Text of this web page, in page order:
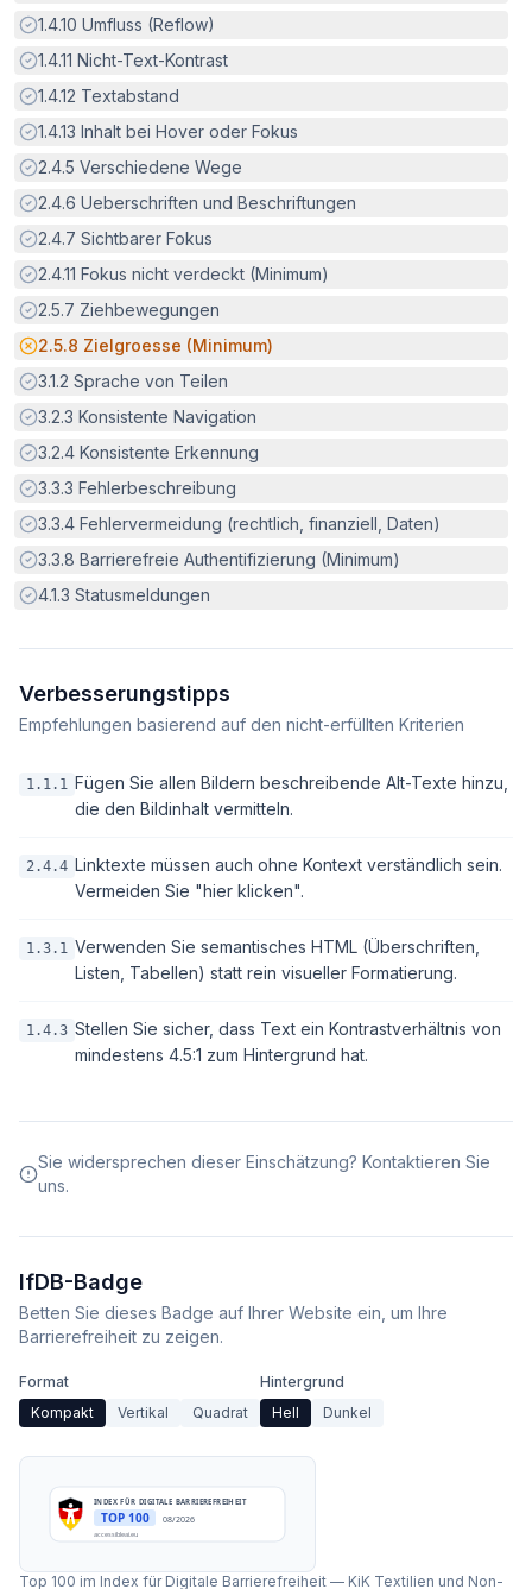
Erfüllt:
1.4.10 Umfluss (Reflow)
Erfüllt:
1.4.11 Nicht-Text-Kontrast
Erfüllt:
1.4.12 Textabstand
Erfüllt:
1.4.13 Inhalt bei Hover oder Fokus
Erfüllt:
2.4.5 Verschiedene Wege
Erfüllt:
2.4.6 Ueberschriften und Beschriftungen
Erfüllt:
2.4.7 Sichtbarer Fokus
Erfüllt:
2.4.11 Fokus nicht verdeckt (Minimum)
Erfüllt:
2.5.7 Ziehbewegungen
Potenzielle Barriere:
2.5.8 Zielgroesse (Minimum)
Erfüllt:
3.1.2 Sprache von Teilen
Erfüllt:
3.2.3 Konsistente Navigation
Erfüllt:
3.2.4 Konsistente Erkennung
Erfüllt:
3.3.3 Fehlerbeschreibung
Erfüllt:
3.3.4 Fehlervermeidung (rechtlich, finanziell, Daten)
Erfüllt:
3.3.8 Barrierefreie Authentifizierung (Minimum)
Erfüllt:
4.1.3 Statusmeldungen
Verbesserungstipps
Empfehlungen basierend auf den nicht-erfüllten Kriterien
1.1.1 Fügen Sie allen Bildern beschreibende Alt-Texte hinzu,
die den Bildinhalt vermitteln.
2.4.4 Linktexte müssen auch ohne Kontext verständlich sein.
Vermeiden Sie "hier klicken".
1.3.1 Verwenden Sie semantisches HTML (Überschriften,
Listen, Tabellen) statt rein visueller Formatierung.
1.4.3 Stellen Sie sicher, dass Text ein Kontrastverhältnis von
mindestens 4.5:1 zum Hintergrund hat.
Sie widersprechen dieser Einschätzung? Kontaktieren Sie
uns.
IfDB-Badge
Betten Sie dieses Badge auf Ihrer Website ein, um Ihre
Barrierefreiheit zu zeigen.
Format
Kompakt
Vertikal Quadrat
Hintergrund
Hell
Dunkel
INDEX FÜR DIGITALE BARRIEREFREIHEIT
TOP 100 08/2026
accessibleai.eu
Top 100 im Index für Digitale Barrierefreiheit — KiK Textilien und Non-